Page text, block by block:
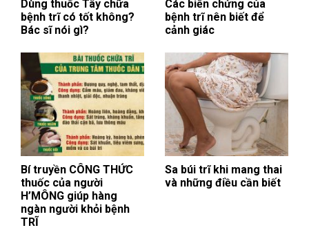
Dùng thuốc Tây chữa
bệnh trĩ có tốt không?
Bác sĩ nói gì?
Các biến chứng của
bệnh trĩ nên biết để
cảnh giác
Bí truyền CÔNG THỨC
thuốc của người
H’MÔNG giúp hàng
ngàn người khỏi bệnh
TRĨ
Sa búi trĩ khi mang thai
và những điều cần biết